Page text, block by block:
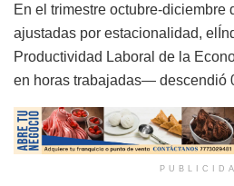
En el trimestre octubre-diciembre
ajustadas por estacionalidad,
Productividad Laboral de la
en horas trabajadas— descendió